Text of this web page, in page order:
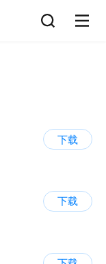
下载
下载